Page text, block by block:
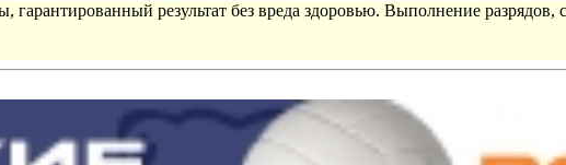
результат без вреда здоровью. Выполнение